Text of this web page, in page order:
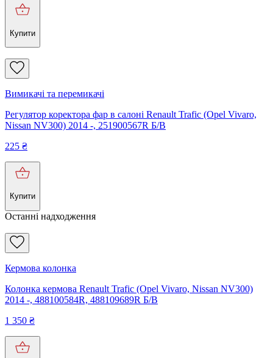
Купити
Вимикачі та перемикачі
Регулятор коректора фар в салоні Renault Trafic (Opel Vivaro,
Nissan NV300) 2014 -, 251900567R Б/В
225 ₴
Купити
Останні надходження
Кермова колонка
Колонка кермова Renault Trafic (Opel Vivaro, Nissan NV300)
2014 -, 488100584R, 488109689R Б/В
1 350 ₴